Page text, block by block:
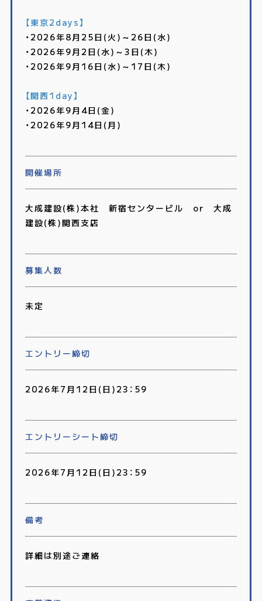
【東京2days】
・2026年8月25日(火)～26日(水)
・2026年9月2日(水)～3日(木)
・2026年9月16日(水)～17日(木)
【関西1day】
・2026年9月4日(金)
・2026年9月14日(月)
開催場所
大成建設(株)本社 新宿センタービル or 大成
建設(株)関西支店
募集人数
未定
エントリー締切
2026年7月12日(日)23：59
エントリーシート締切
2026年7月12日(日)23：59
備考
詳細は別途ご連絡